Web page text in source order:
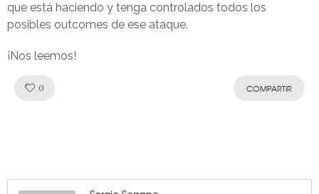
que está haciendo y tenga controlados todos los
posibles outcomes de ese ataque.
¡Nos leemos!
0 COMPARTIR